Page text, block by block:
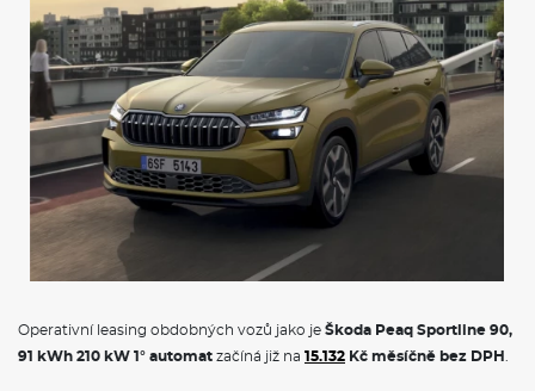
Operativní leasing obdobných vozů jako je Škoda Peaq Sportline 90,
91 kWh 210 kW 1° automat začíná již na 15.132 Kč měsíčně bez DPH